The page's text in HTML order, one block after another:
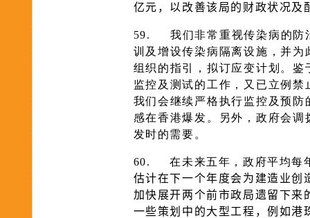
亿元，以改善该局的财政状况及
59.
我们非常重视传染病的
训及增设传染病隔离设施，并
组织的指引，拟订应变计划。
监控及测试的工作，又已立例
我们会继续严格执行监控及预
感在香港爆发。另外，政府会
发时的需要。
60.
在未来五年，政府平均每
估计在下一个年度会为建造业创
加快展开两个前市政局遗留下来
一些策划中的大型工程，例如港